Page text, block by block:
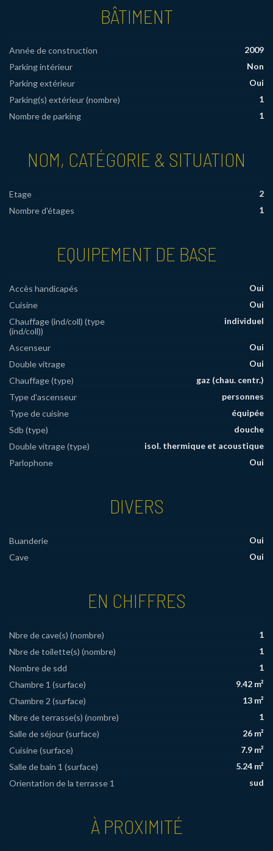
BÂTIMENT
Année de construction
2009
Parking intérieur
Non
Parking extérieur
Oui
Parking(s) extérieur (nombre)
1
Nombre de parking
1
NOM, CATÉGORIE & SITUATION
Etage
2
Nombre d'étages
1
EQUIPEMENT DE BASE
Accès handicapés
Oui
Cuisine
Oui
Chauffage (ind/coll) (type
(ind/coll))
individuel
Ascenseur
Oui
Double vitrage
Oui
Chauffage (type)
gaz (chau. centr.)
Type d'ascenseur
personnes
Type de cuisine
équipée
Sdb (type)
douche
Double vitrage (type)
isol. thermique et acoustique
Parlophone
Oui
DIVERS
Buanderie
Oui
Cave
Oui
EN CHIFFRES
Nbre de cave(s) (nombre)
1
Nbre de toilette(s) (nombre)
1
Nombre de sdd
1
Chambre 1 (surface)
9.42 m²
Chambre 2 (surface)
13 m²
Nbre de terrasse(s) (nombre)
1
Salle de séjour (surface)
26 m²
Cuisine (surface)
7.9 m²
Salle de bain 1 (surface)
5.24 m²
Orientation de la terrasse 1
sud
À PROXIMITÉ